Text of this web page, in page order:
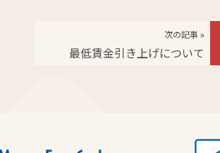
次の記事 »
最低賃金引き上げについて